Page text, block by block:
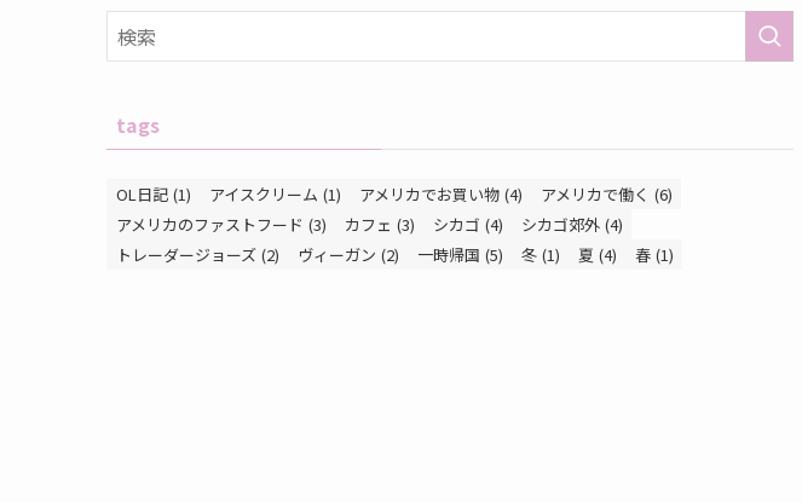
tags
OL日記 (1) アイスクリーム (1) アメリカでお買い物 (4) アメリカで働く (6)
アメリカのファストフード (3) カフェ (3) シカゴ (4) シカゴ郊外 (4)
トレーダージョーズ (2) ヴィーガン (2) 一時帰国 (5) 冬 (1) 夏 (4) 春 (1)